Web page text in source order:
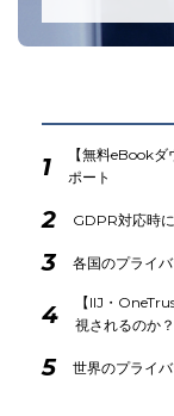
1
【無料eBook
ポート
2 GDPR対応時
3 各国のプライ
4
【IIJ・
視されるのか
5 世界のプライ